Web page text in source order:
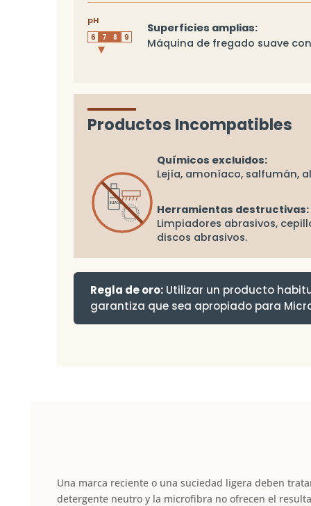
pH
6 7 8 9
Superficies amplias:
Máquina de fregado suave
Productos Incompatibles
BLEACH
Químicos excluidos:
Lejía, amoníaco, salfumán,
Herramientas destructivas:
Limpiadores abrasivos,
discos abrasivos.
Regla de oro: Utilizar un producto
garantiza que sea apropiado para
Una marca reciente o una suciedad ligera deben
detergente neutro y la microfibra no ofrecen el